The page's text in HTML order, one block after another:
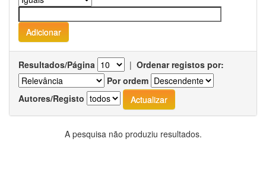
Resultados/Página | Ordenar registos por:
Por ordem
Autores/Registo
A pesquisa não produziu resultados.